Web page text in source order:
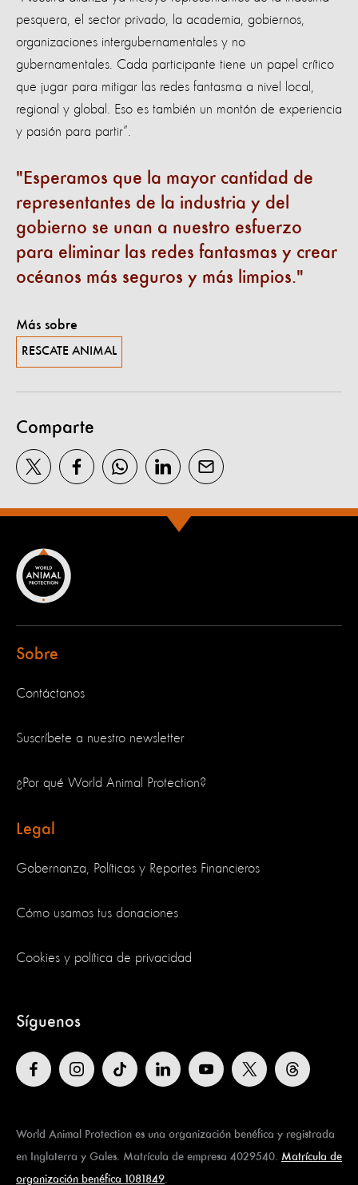
pesquera, el sector privado, la academia, gobiernos,
organizaciones intergubernamentales y no
gubernamentales. Cada participante tiene un papel crítico
que jugar para mitigar las redes fantasma a nivel local,
regional y global. Eso es también un montón de experiencia
y pasión para partir”.
Esperamos que la mayor cantidad de
representantes de la industria y del
gobierno se unan a nuestro esfuerzo
para eliminar las redes fantasmas y crear
océanos más seguros y más limpios.
Más sobre
RESCATE ANIMAL
Comparte
Sobre
Contáctanos
Suscríbete a nuestro newsletter
¿Por qué World Animal Protection?
Legal
Gobernanza, Políticas y Reportes Financieros
Cómo usamos tus donaciones
Cookies y política de privacidad
Síguenos
World Animal Protection es una organización benéfica y registrada
en Inglaterra y Gales. Matrícula de empresa 4029540. Matrícula de
organización benéfica 1081849